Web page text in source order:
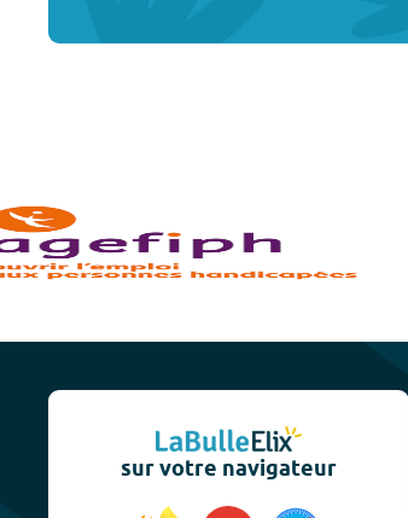
sur votre navigateur